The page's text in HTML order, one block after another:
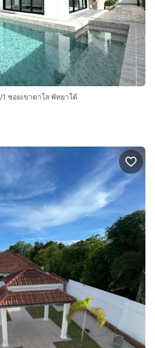
ซอยเขาตาโล พัทยาใต้